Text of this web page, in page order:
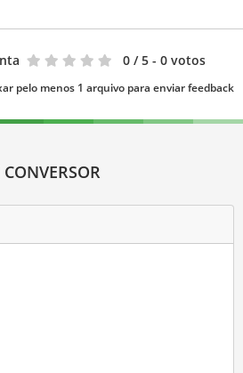
0 / 5 - 0 votos
pelo menos 1 arquivo para enviar feedback
CONVERSOR